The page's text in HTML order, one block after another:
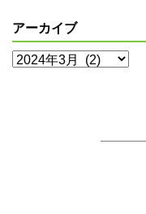
アーカイブ
ア